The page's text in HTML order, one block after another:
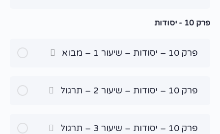
פרק 10 - יסודות
פרק 10 – יסודות – שיעור 1 – מבוא
פרק 10 – יסודות – שיעור 2 – תרגול
פרק 10 – יסודות – שיעור 3 – תרגול